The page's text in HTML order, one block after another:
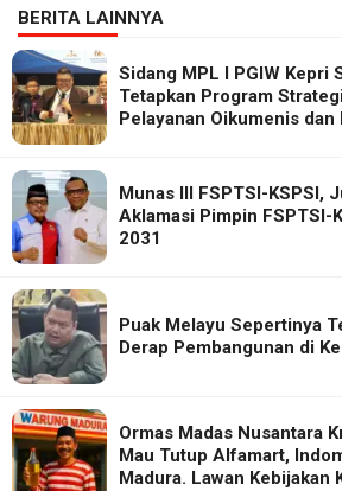
BERITA LAINNYA
Sidang MPL I PGIW Kepri
Tetapkan Program
Pelayanan Oikumenis
Munas III FSPTSI-KSPSI,
Aklamasi Pimpin FSPTSI-
2031
Puak Melayu Sepertinya
Derap Pembangunan di
Ormas Madas Nusantara
Mau Tutup Alfamart,
Madura. Lawan Kebijakan